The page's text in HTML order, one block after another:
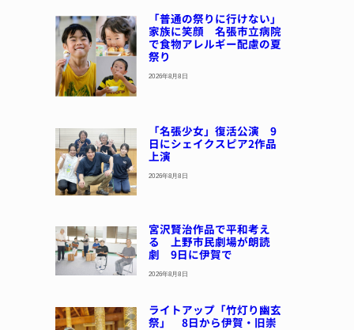
「普通の祭りに行けない」
家族に笑顔 名張市立病院
で食物アレルギー配慮の夏
祭り
2026年8月8日
「名張少女」復活公演 9
日にシェイクスピア2作品
上演
2026年8月8日
宮沢賢治作品で平和考え
る 上野市民劇場が朗読
劇 9日に伊賀で
2026年8月8日
ライトアップ「竹灯り幽玄
祭」 8日から伊賀・旧崇